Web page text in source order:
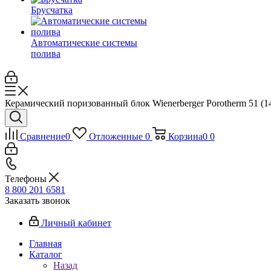
Брусчатка
Автоматические системы
полива
Керамический поризованный блок Wienerberger Porotherm 51
Сравнение0 Отложенные 0 Корзина0 0
Телефоны
8 800 201 6581
Заказать звонок
Личный кабинет
Главная
Каталог
Назад